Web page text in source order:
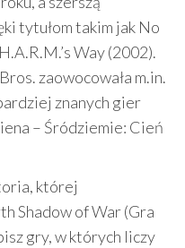
tytułom takim jak No
Way (2002).
zaowocowała m.in.
znanych gier
– Śródziemie: Cień
której
Shadow of War (Gra
gry, w których liczy